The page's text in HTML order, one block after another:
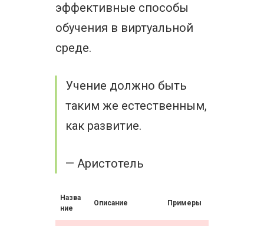
эффективные способы
обучения в виртуальной
среде.
Учение должно быть
таким же естественным,
как развитие.
— Аристотель
Назва
ние
Описание Примеры